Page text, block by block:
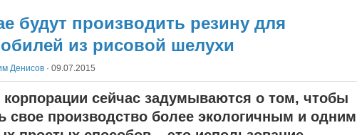
будут производить резину для
из рисовой шелухи
Денисов · 09.07.2015
корпорации сейчас задумываются о том, чтобы
свое производство более экологичным и одним